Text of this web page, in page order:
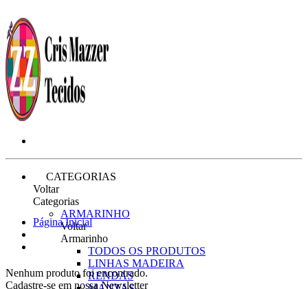
CATEGORIAS
Voltar
Categorias
ARMARINHO
Voltar
Armarinho
TODOS OS PRODUTOS
LINHAS MADEIRA
RENDAS
Página Inicial
Nenhum produto foi encontrado.
Cadastre-se em nossa Newsletter